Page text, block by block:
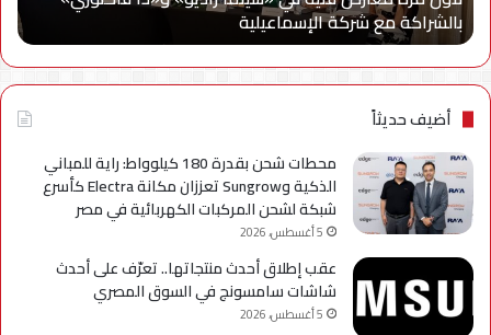
بالشراكة
مع
شركة
الإسماعيلية
بالشراكة مع شركة الإسماعيلية
A
أضيف حديثاً
محطات شحن بقدرة 180 كيلوواط: راية للمباني
الذكية وSungrow تعززان مكانة Electra كأسرع
شبكة لشحن المركبات الكهربائية في مصر
5 أغسطس، 2026
عقب إطلاق أحدث منتجاتها.. تعرّف على أحدث
شاشات سامسونج في السوق المصري
5 أغسطس، 2026